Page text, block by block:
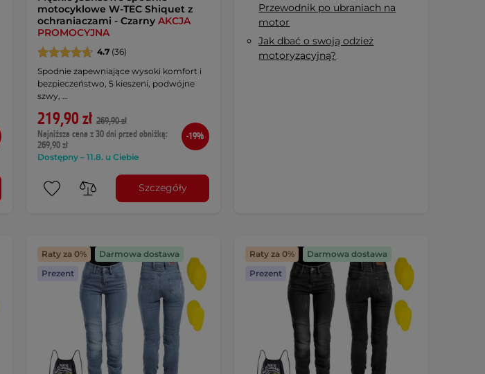
motocyklowe W-TEC Shiquet z
ochraniaczami - Czarny AKCJA
PROMOCYJNA
4.7(36)
Spodnie zapewniające wysoki komfort i
bezpieczeństwo, 5 kieszeni, podwójne
szwy, …
219,90 zł 269,90 zł
Najniższa cena z 30 dni przed obniżką:
269,90 zł
Dostępny – 11.8. u Ciebie
-19%
Szczegóły
Przewodnik po ubraniach na
motor
Jak dbać o swoją odzież
motoryzacyjną?
Raty za 0%
Darmowa dostawa
Prezent
Raty za 0%
Darmowa dostawa
Prezent